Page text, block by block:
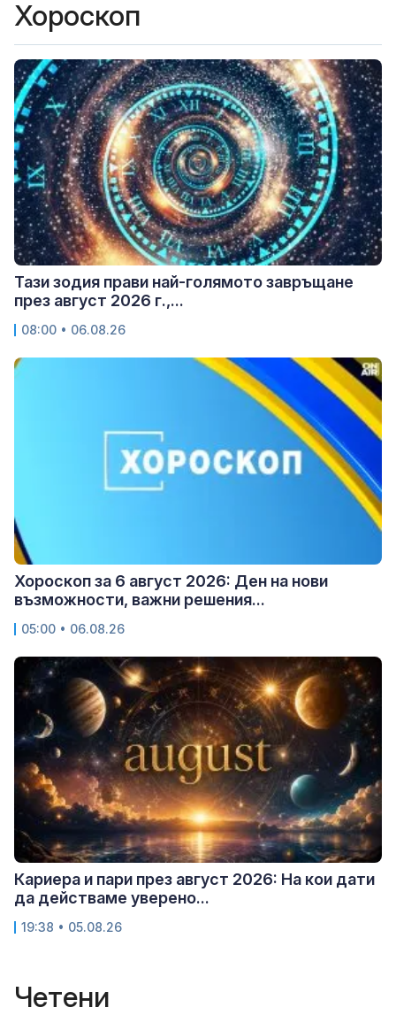
Хороскоп
Тази зодия прави най-голямото завръщане
през август 2026 г.,...
08:00 • 06.08.26
Хороскоп за 6 август 2026: Ден на нови
възможности, важни решения...
05:00 • 06.08.26
Кариера и пари през август 2026: На кои дати
да действаме уверено...
19:38 • 05.08.26
Четени